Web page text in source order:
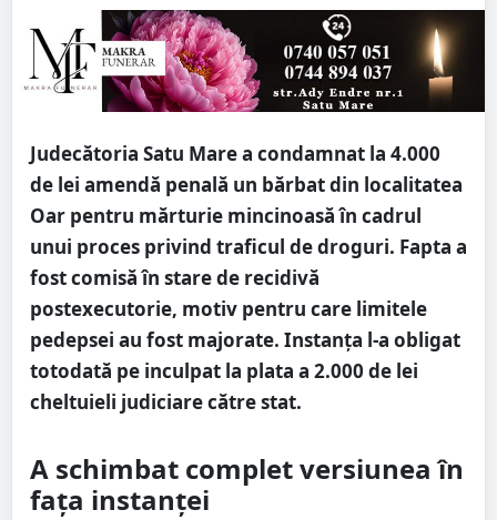
Judecătoria Satu Mare a condamnat la 4.000
de lei amendă penală un bărbat din localitatea
Oar pentru mărturie mincinoasă în cadrul
unui proces privind traficul de droguri. Fapta a
fost comisă în stare de recidivă
postexecutorie, motiv pentru care limitele
pedepsei au fost majorate. Instanța l-a obligat
totodată pe inculpat la plata a 2.000 de lei
cheltuieli judiciare către stat.
A schimbat complet versiunea în
fața instanței